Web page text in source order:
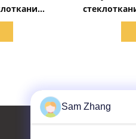
от
Sam Zhang